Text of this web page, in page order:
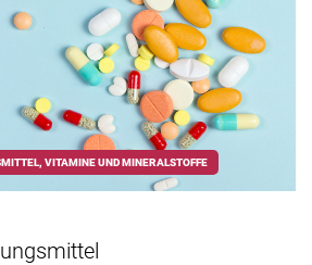
VITAMINE UND MINERALSTOFFE